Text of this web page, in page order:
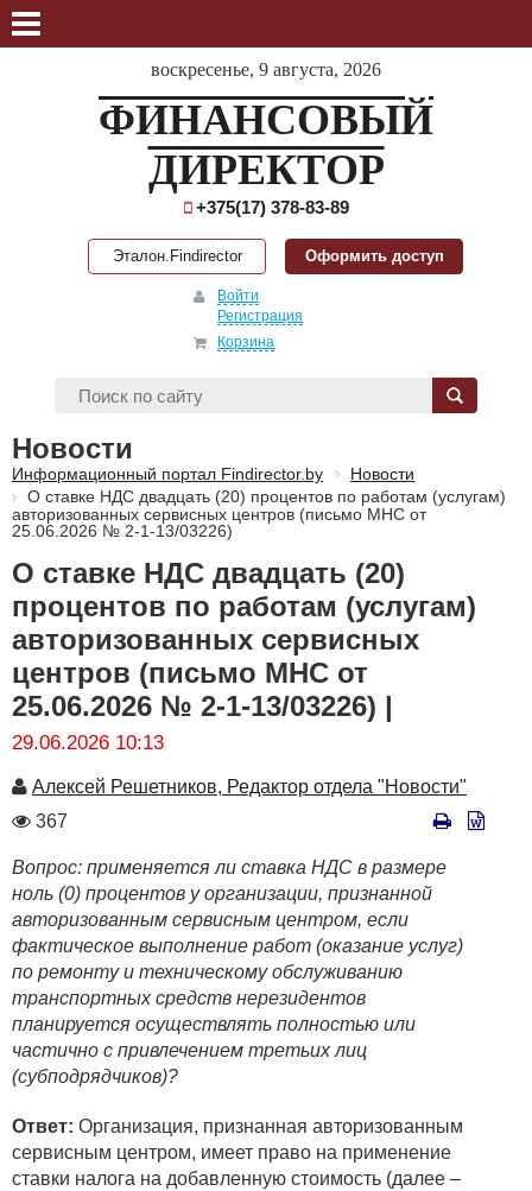
воскресенье, 9 августа, 2026
ФИНАНСОВЫЙ
ДИРЕКТОР
+375(17) 378-83-89
Эталон.Findirector Оформить доступ
Войти
Регистрация
Корзина
Новости
Информационный портал Findirector.by
Новости
О ставке НДС двадцать (20) процентов по работам (услугам)
авторизованных сервисных центров (письмо МНС от
25.06.2026 № 2-1-13/03226)
О ставке НДС двадцать (20)
процентов по работам (услугам)
авторизованных сервисных
центров (письмо МНС от
25.06.2026 № 2-1-13/03226) |
29.06.2026 10:13
Автор
Алексей Решетников, Редактор отдела "Новости"
Количество
367
Вопрос: применяется ли ставка НДС в размере
ноль (0) процентов у организации, признанной
авторизованным сервисным центром, если
фактическое выполнение работ (оказание услуг)
по ремонту и техническому обслуживанию
транспортных средств нерезидентов
планируется осуществлять полностью или
частично с привлечением третьих лиц
(субподрядчиков)?
Ответ: Организация, признанная авторизованным
сервисным центром, имеет право на применение
ставки налога на добавленную стоимость (далее –